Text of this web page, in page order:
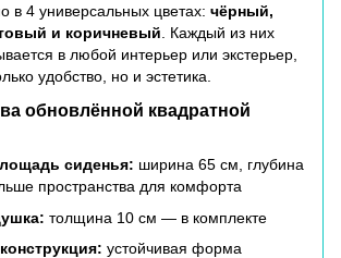
в 4 универсальных цветах: чёрный,
и коричневый. Каждый из них
в любой интерьер или экстерьер,
удобство, но и эстетика.
обновлённой квадратной
сиденья: ширина 65 см, глубина
пространства для комфорта
толщина 10 см — в комплекте
устойчивая форма